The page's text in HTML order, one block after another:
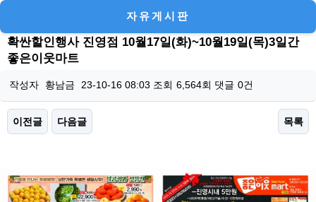
자유게시판
확싼할인행사 진영점 10월17일(화)~10월19일(목)3일간
좋은이웃마트
작성자 황남금 23-10-16 08:03 조회 6,564회 댓글 0건
이전글 다음글 목록
본문